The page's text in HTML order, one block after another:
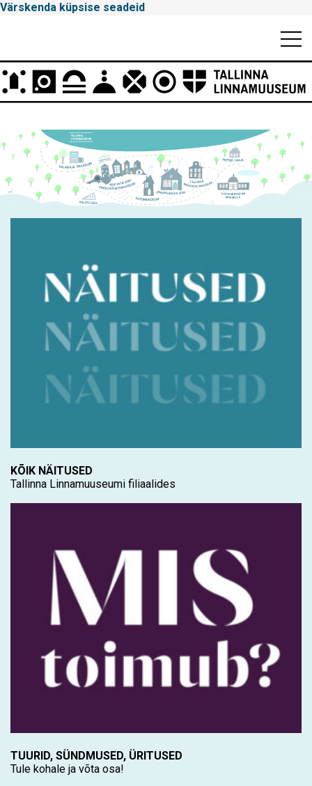
Värskenda küpsise seadeid
Tallinna
Linnamuuseum
Peamenüü
KÕIK NÄITUSED
Tallinna Linnamuuseumi filiaalides
TUURID, SÜNDMUSED, ÜRITUSED
Tule kohale ja võta osa!